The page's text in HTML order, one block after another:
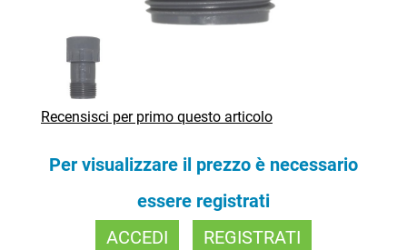
Recensisci per primo questo articolo
Per visualizzare il prezzo è necessario
essere registrati
ACCEDI
REGISTRATI